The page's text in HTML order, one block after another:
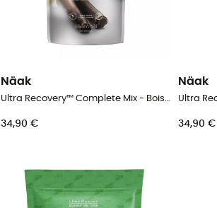
Näak
Ultra Recovery™ Complete Mix - Boisson énergétique
34,90 €
Näak
34,90 €